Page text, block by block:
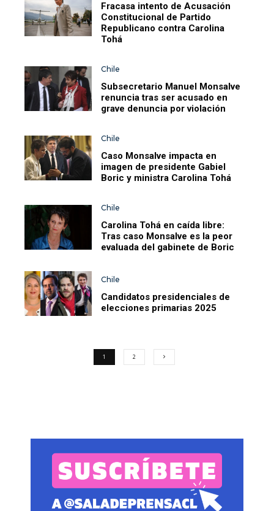
Fracasa intento de Acusación
Constitucional de Partido
Republicano contra Carolina
Tohá
Chile
Subsecretario Manuel Monsalve
renuncia tras ser acusado en
grave denuncia por violación
Chile
Caso Monsalve impacta en
imagen de presidente Gabiel
Boric y ministra Carolina Tohá
Chile
Carolina Tohá en caída libre:
Tras caso Monsalve es la peor
evaluada del gabinete de Boric
Chile
Candidatos presidenciales de
elecciones primarias 2025
1 2